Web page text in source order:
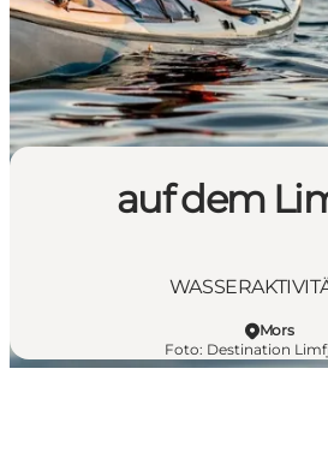
Unterkunft
Der Guide
auf dem
Mors
Foto: Destination